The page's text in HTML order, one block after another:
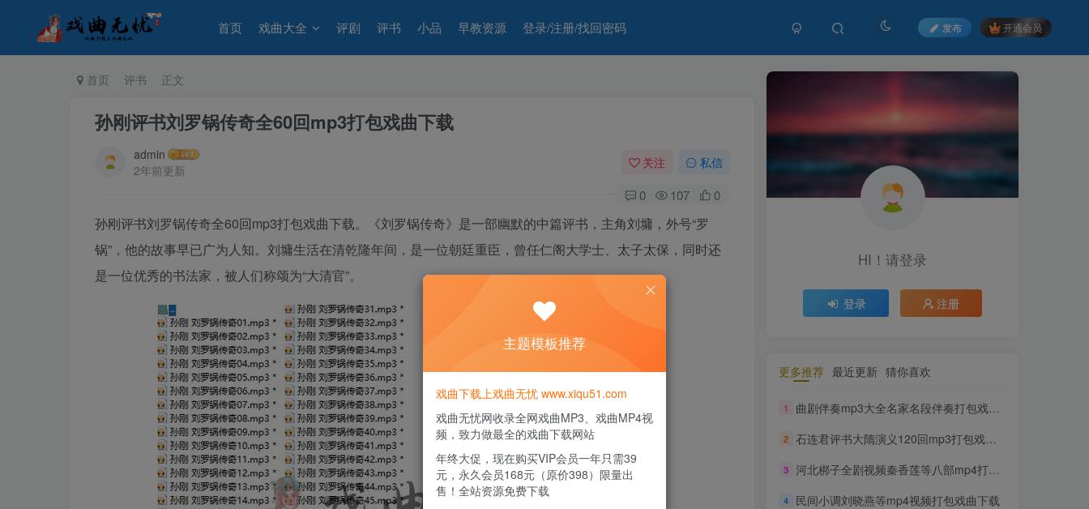
首页 戏曲大全 评剧 评书 小品 早教资源 登录/注册/找回密码 发布 开通会员
首页 评书 正文
孙刚评书刘罗锅传奇全60回mp3打包戏曲下载
admin
2年前更新
关注 私信
0 107 0
孙刚评书刘罗锅传奇全60回mp3打包戏曲下载。《刘罗锅传奇》是一部幽默的中篇评书，主角刘墉，外号“罗
锅”，他的故事早已广为人知。刘墉生活在清乾隆年间，是一位朝廷重臣，曾任仁阁大学士、太子太保，同时还
是一位优秀的书法家，被人们称颂为“大清官”。
HI！请登录
登录 注册
更多推荐 最近更新 猜你喜欢
1 曲剧伴奏mp3大全名家名段伴奏打包戏曲下载
2 石连君评书大隋演义120回mp3打包戏曲下载
3 河北梆子全剧视频秦香莲等八部mp4打包戏曲下载
4 民间小调刘晓燕等mp4视频打包戏曲下载
HI！请登录
登录 注册
1716人已阅读
豫剧经典唱段大全850首mp3打包戏曲下
TOP1
主题模板推荐
戏曲下载上戏曲无忧 www.xiqu51.com
戏曲无忧网收录全网戏曲MP3、戏曲MP4视
频，致力做最全的戏曲下载网站
年终大促，现在购买VIP会员一年只需39
元，永久会员168元（原价398）限量出
售！全站资源免费下载